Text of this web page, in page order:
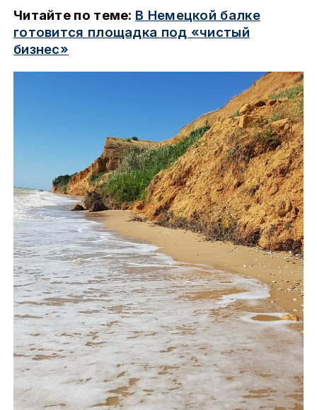
Читайте по теме: В Немецкой балке
готовится площадка под «чистый
бизнес»